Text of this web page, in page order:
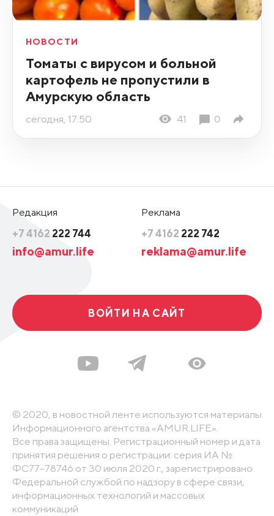
НОВОСТИ
Томаты с вирусом и больной
картофель не пропустили в
Амурскую область
сегодня, 17:50 41 0
Редакция
+7 4162 222 744
info@amur.life
Реклама
+7 4162 222 742
reklama@amur.life
ВОЙТИ НА САЙТ
© 2020, в новостной ленте используются материалы
Информационного агентства «AMUR.LIFE».
Все права защищены. Регистрационный номер и дата
принятия решения о регистрации: серия ИА №
ФС77-78746 от 30 июля 2020 г., зарегистрировано
Федеральной службой по надзору в сфере связи,
информационных технологий и массовых
коммуникаций